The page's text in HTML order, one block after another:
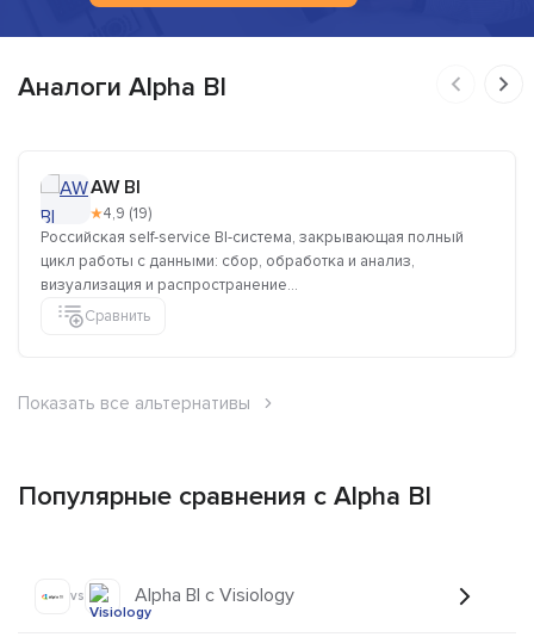
Аналоги Alpha BI
AW BI
★4,9 (19)
Российская self-service BI-система, закрывающая полный
цикл работы с данными: сбор, обработка и анализ,
визуализация и распространение...
Сравнить
Показать все альтернативы
Популярные сравнения с Alpha BI
vs Alpha BI с Visiology